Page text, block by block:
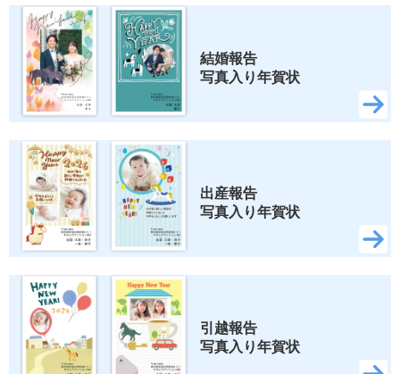
結婚報告
写真入り年賀状
出産報告
写真入り年賀状
引越報告
写真入り年賀状